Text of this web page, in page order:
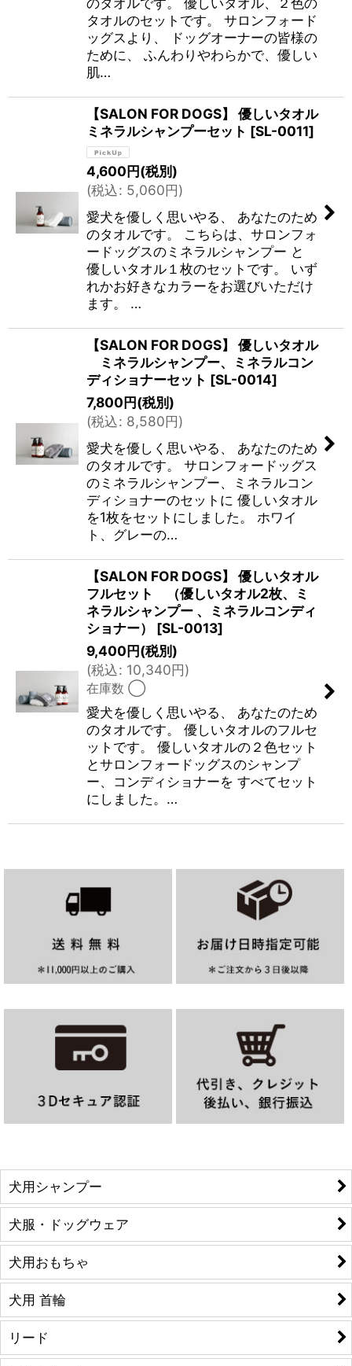
タオルのセットです。 サロンフォード
ッグスより、 ドッグオーナーの皆様の
ために、 ふんわりやわらかで、優しい
肌…
【SALON FOR DOGS】 優しいタオル
ミネラルシャンプーセット [SL-0011]
4,600円(税別)
(税込: 5,060円)
愛犬を優しく思いやる、 あなたのため
のタオルです。 こちらは、サロンフォ
ードッグスのミネラルシャンプー と
優しいタオル１枚のセットです。 いず
れかお好きなカラーをお選びいただけ
ます。 …
【SALON FOR DOGS】 優しいタオル
ミネラルシャンプー、ミネラルコン
ディショナーセット [SL-0014]
7,800円(税別)
(税込: 8,580円)
愛犬を優しく思いやる、 あなたのため
のタオルです。 サロンフォードッグス
のミネラルシャンプー、ミネラルコン
ディショナーのセットに 優しいタオル
を1枚をセットにしました。 ホワイ
ト、グレーの…
【SALON FOR DOGS】 優しいタオル
フルセット （優しいタオル2枚、ミ
ネラルシャンプー 、ミネラルコンディ
ショナー）
[SL-0013]
9,400円(税別)
(税込: 10,340円)
在庫数 ◯
愛犬を優しく思いやる、 あなたのため
のタオルです。 優しいタオルのフルセ
ットです。 優しいタオルの２色セット
とサロンフォードッグスのシャンプ
ー、コンディショナーを すべてセット
にしました。…
犬用シャンプー
犬服・ドッグウェア
犬用おもちゃ
犬用 首輪
リード